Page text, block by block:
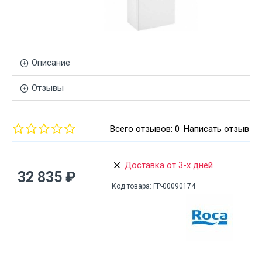
Описание
Отзывы
Всего отзывов: 0 Написать отзыв
32 835 ₽
Доставка от 3-х дней
Код товара: ГР-00090174